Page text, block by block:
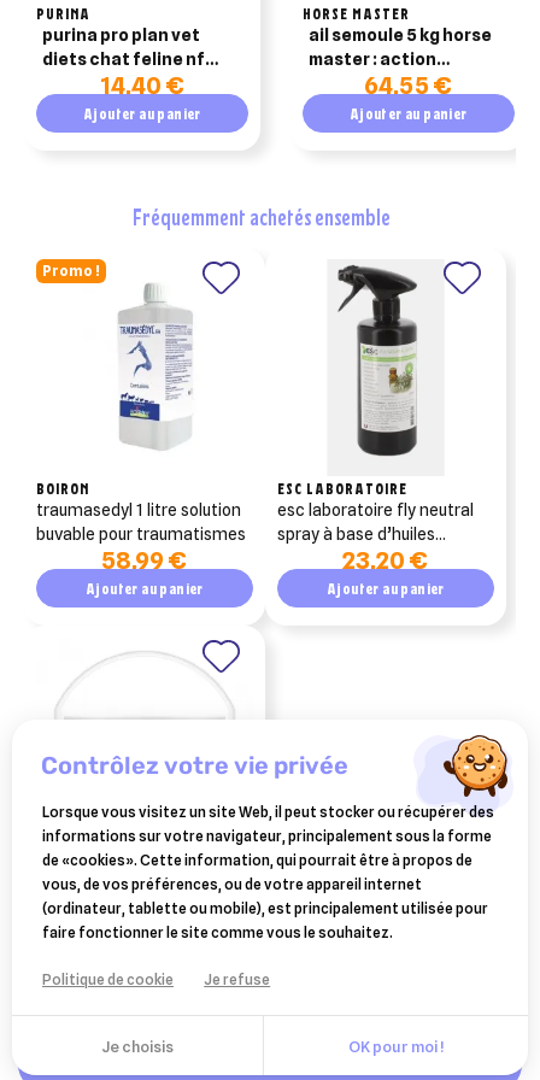
PURINA
purina pro plan vet
diets chat feline nf
renal function saumon
10x85g
14,40 €
Ajouter au panier
HORSE MASTER
ail semoule 5 kg horse
master : action
répulsive contre les
insectes pour chevaux
64,55 €
Ajouter au panier
fréquemment achetés ensemble
Promo !
BOIRON
traumasedyl 1 litre solution
buvable pour traumatismes
58,99 €
Ajouter au panier
ESC LABORATOIRE
esc laboratoire fly neutral
spray à base d’huiles
essentielles 500ml
23,20 €
Ajouter au panier
ESC LABORATOIRE
esc laboratoire terre de
diatomée parasites
intestinaux 1kg
9,10 €
contrôlez votre vie privée
Lorsque vous visitez un site Web, il peut stocker ou récupérer des
informations sur votre navigateur, principalement sous la forme
de «cookies». Cette information, qui pourrait être à propos de
vous, de vos préférences, ou de votre appareil internet
(ordinateur, tablette ou mobile), est principalement utilisée pour
faire fonctionner le site comme vous le souhaitez.
Politique de cookie Je refuse
Je choisis OK pour moi !